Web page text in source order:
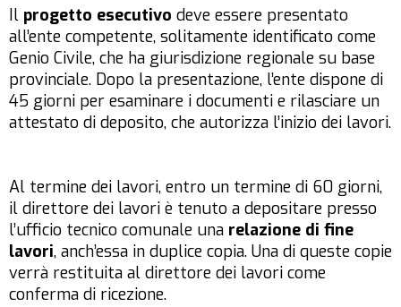
Il progetto esecutivo deve essere presentato
all’ente competente, solitamente identificato come
Genio Civile, che ha giurisdizione regionale su base
provinciale. Dopo la presentazione, l’ente dispone di
45 giorni per esaminare i documenti e rilasciare un
attestato di deposito, che autorizza l’inizio dei lavori.
Al termine dei lavori, entro un termine di 60 giorni,
il direttore dei lavori è tenuto a depositare presso
l’ufficio tecnico comunale una relazione di fine
lavori, anch’essa in duplice copia. Una di queste copie
verrà restituita al direttore dei lavori come
conferma di ricezione.